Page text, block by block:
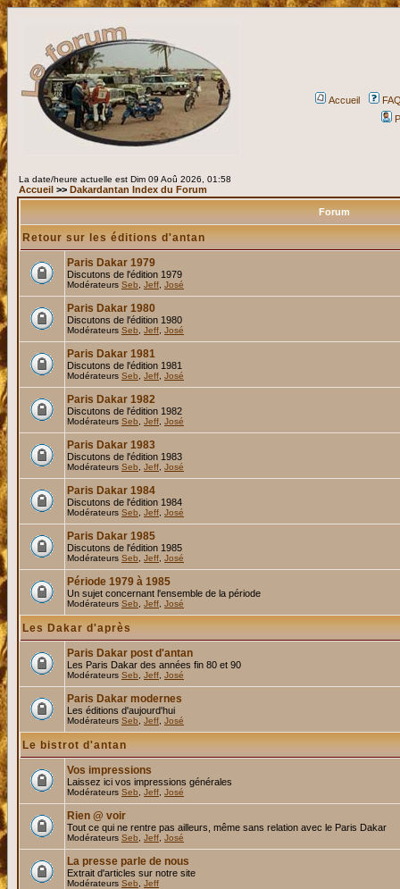
Accueil
La date/heure actuelle est Dim 09 Aoû 2026, 01:58
Accueil >> Dakardantan Index du Forum
Forum
Retour sur les éditions d'antan
Paris Dakar 1979
Discutons de l'édition 1979
Modérateurs Seb Jeff José
Paris Dakar 1980
Discutons de l'édition 1980
Modérateurs Seb Jeff José
Paris Dakar 1981
Discutons de l'édition 1981
Modérateurs Seb Jeff José
Paris Dakar 1982
Discutons de l'édition 1982
Modérateurs Seb Jeff José
Paris Dakar 1983
Discutons de l'édition 1983
Modérateurs Seb Jeff José
Paris Dakar 1984
Discutons de l'édition 1984
Modérateurs Seb Jeff José
Paris Dakar 1985
Discutons de l'édition 1985
Modérateurs Seb Jeff José
Période 1979 à 1985
Un sujet concernant l'ensemble de la période
Modérateurs Seb Jeff José
Les Dakar d'après
Paris Dakar post d'antan
Les Paris Dakar des années fin 80 et 90
Modérateurs Seb Jeff José
Paris Dakar modernes
Les éditions d'aujourd'hui
Modérateurs Seb Jeff José
Le bistrot d'antan
Vos impressions
Laissez ici vos impressions générales
Modérateurs Seb Jeff José
Rien @ voir
Tout ce qui ne rentre pas ailleurs, même sans relation avec le Paris Dakar
Modérateurs Seb Jeff José
La presse parle de nous
Extrait d'articles sur notre site
Modérateurs Seb Jeff